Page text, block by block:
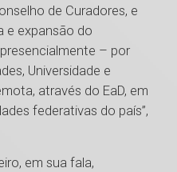
de Curadores, e
e expansão do
– por
Universidade e
através do EaD, em
federativas do país”,
em sua fala,